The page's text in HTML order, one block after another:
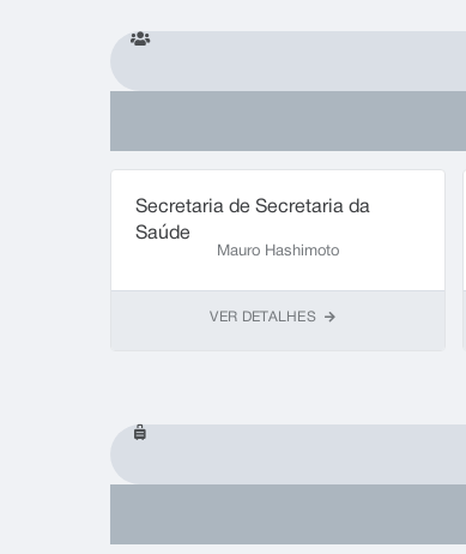
Secretaria de Secretaria da
Saúde
Mauro Hashimoto
VER DETALHES